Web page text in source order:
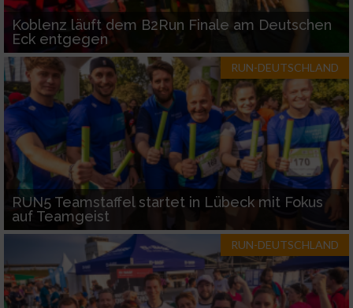
Koblenz läuft dem B2Run Finale am Deutschen
Eck entgegen
RUN-DEUTSCHLAND
RUN5 Teamstaffel startet in Lübeck mit Fokus
auf Teamgeist
RUN-DEUTSCHLAND